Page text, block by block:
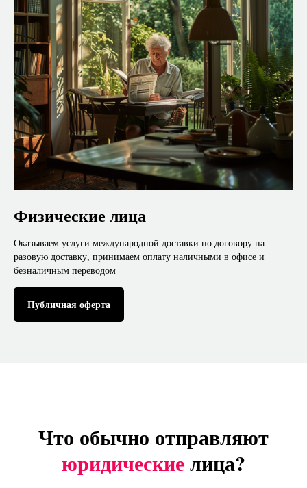
Физические лица
Оказываем услуги международной доставки по договору на
разовую доставку, принимаем оплату наличными в офисе и
безналичным переводом
Публичная оферта
Что обычно отправляют
юридическиелица?